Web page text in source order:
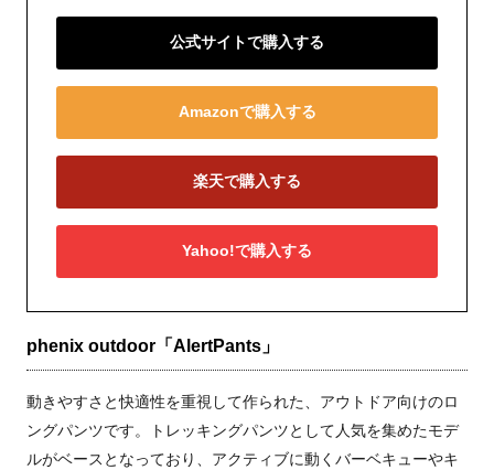
公式サイトで購入する
Amazonで購入する
楽天で購入する
Yahoo!で購入する
phenix outdoor「AlertPants」
動きやすさと快適性を重視して作られた、アウトドア向けのロ
ングパンツです。トレッキングパンツとして人気を集めたモデ
ルがベースとなっており、アクティブに動くバーベキューやキ